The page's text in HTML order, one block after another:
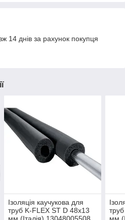
14 днів за рахунок покупця
Ізоляція каучукова для
труб K-FLEX ST D 48x13
мм (Італія) 13048005508
мм